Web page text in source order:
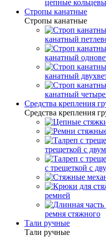
цепные
Стропы канатные
Стропы канатные
канатный
канатный
канатный
канатный
Средства крепления
Средства крепления
трещеткой с
с трещеткой с
ремней
ремня стяжного
Тали ручные
Тали ручные